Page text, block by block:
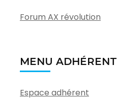
Forum AX révolution
MENU ADHÉRENT
Espace adhérent